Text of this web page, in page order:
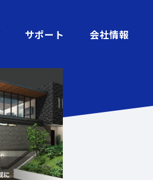
サポート 会社情報